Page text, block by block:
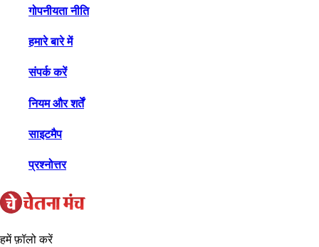
गोपनीयता नीति
हमारे बारे में
संपर्क करें
नियम और शर्तें
साइटमैप
प्रश्नोत्तर
हमें फ़ॉलो करें